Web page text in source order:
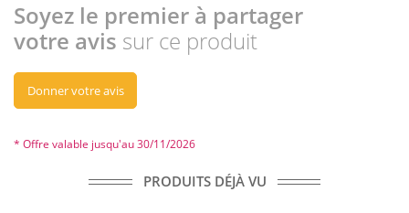
Soyez le premier à partager
votre avis sur ce produit
Donner votre avis
* Offre valable jusqu'au 30/11/2026
PRODUITS DÉJÀ VU